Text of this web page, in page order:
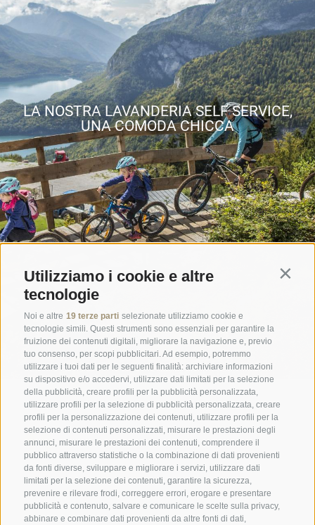
Utilizziamo i cookie e altre
tecnologie
Noi e altre 19 terze parti selezionate utilizziamo cookie e
tecnologie simili. Questi strumenti sono essenziali per garantire la
fruizione dei contenuti digitali, migliorare la navigazione e, previo
tuo consenso, per scopi pubblicitari. Ad esempio, potremmo
utilizzare i tuoi dati per le seguenti finalità: archiviare informazioni
su dispositivo e/o accedervi, utilizzare dati limitati per la selezione
della pubblicità, creare profili per la pubblicità personalizzata,
utilizzare profili per la selezione di pubblicità personalizzata, creare
profili per la personalizzazione dei contenuti, utilizzare profili per la
selezione di contenuti personalizzati, misurare le prestazioni degli
annunci, misurare le prestazioni dei contenuti, comprendere il
pubblico attraverso statistiche o la combinazione di dati provenienti
da fonti diverse, sviluppare e migliorare i servizi, utilizzare dati
limitati per la selezione dei contenuti, garantire la sicurezza,
prevenire e rilevare frodi, correggere errori, erogare e presentare
pubblicità e contenuto, salvare e comunicare le scelte sulla privacy,
abbinare e combinare dati provenienti da altre fonti di dati,
LA NOSTRA LAVANDERIA SELF SERVICE,
UNA COMODA CHICCA
Un weekend all'insegna del relax e
della gentile accoglienza: stanza ottima ...
Tripadvisor - Giovelli